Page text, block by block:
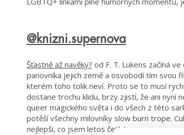
@knizni.supernova
Šťastně až navěky? od F. T. Lukens začíná
panovníka jejich země a osvobodí tím svou
kterém toho tolik neví. Proto se to musí
dostane trochu klidu, brzy zjistí, že ani nyní
queer magického světa i do všech z této
potěší všechny milovníky slow burn trope.
nejlepší, co jsem letos četla!